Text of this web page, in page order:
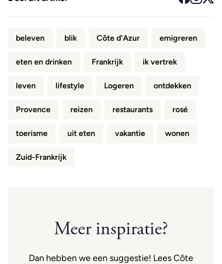
beleven blik Côte d'Azur emigreren
eten en drinken Frankrijk ik vertrek
leven lifestyle Logeren ontdekken
Provence reizen restaurants rosé
toerisme uit eten vakantie wonen
Zuid-Frankrijk
Meer inspiratie?
Dan hebben we een suggestie! Lees Côte